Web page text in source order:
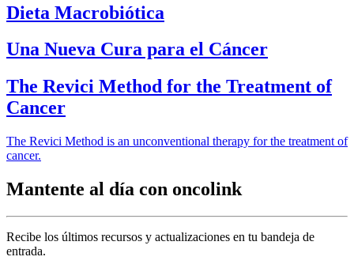
Dieta Macrobiótica
Una Nueva Cura para el Cáncer
The Revici Method for the Treatment of
Cancer
The Revici Method is an unconventional therapy for the treatment of
cancer.
Mantente al día con oncolink
Recibe los últimos recursos y actualizaciones en tu bandeja de
entrada.